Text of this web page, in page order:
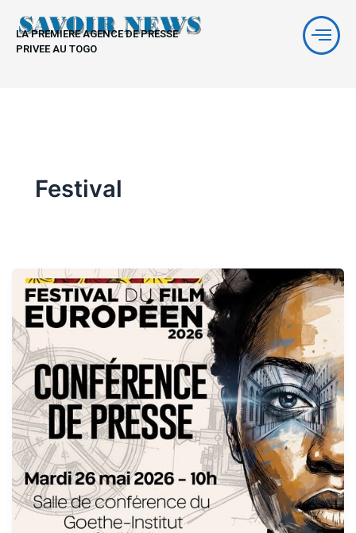
contenu
LA PREMIERE AGENCE DE PRESSE
PRIVEE AU TOGO
Festival